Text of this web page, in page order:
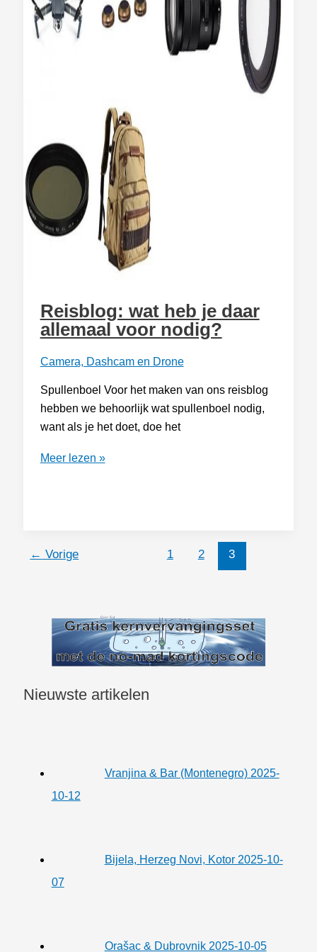
Reisblog: wat heb je daar
allemaal voor nodig?
Camera, Dashcam en Drone
Spullenboel Voor het maken van ons reisblog
hebben we behoorlijk wat spullenboel nodig,
want als je het doet, doe het
Reisblog:
allemaal
Meer lezen »
← Vorige 1 2 3
Nieuwste artikelen
Vranjina & Bar (Montenegro) 2025-
10-12
Bijela, Herzeg Novi, Kotor 2025-10-
07
Orašac & Dubrovnik 2025-10-05